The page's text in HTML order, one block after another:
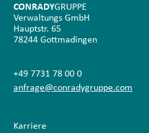
CONRADYGRUPPE
Verwaltungs GmbH
Hauptstr. 65
78244 Gottmadingen
+49 7731 78 00 0
anfrage@conradygruppe.com
Karriere